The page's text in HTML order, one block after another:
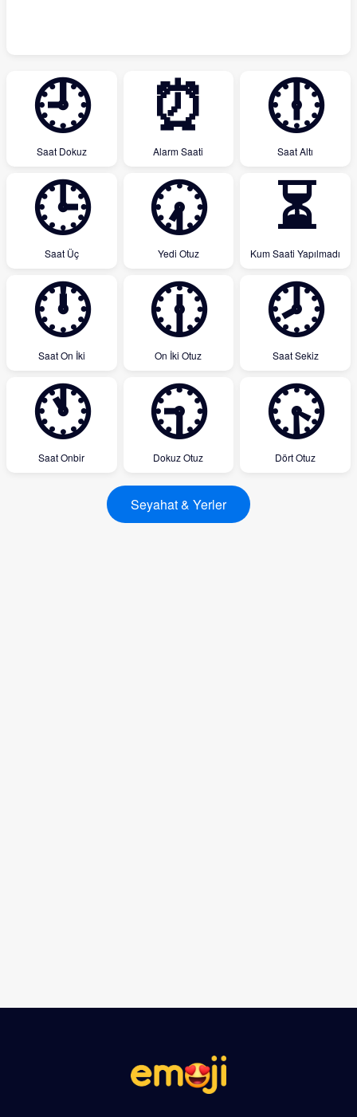
🕘
Saat Dokuz
⏰
Alarm Saati
🕕
Saat Altı
🕒
Saat Üç
🕢
Yedi Otuz
⏳
Kum Saati Yapılmadı
🕛
Saat On İki
🕧
On İki Otuz
🕗
Saat Sekiz
🕚
Saat Onbir
🕤
Dokuz Otuz
🕟
Dört Otuz
Seyahat & Yerler